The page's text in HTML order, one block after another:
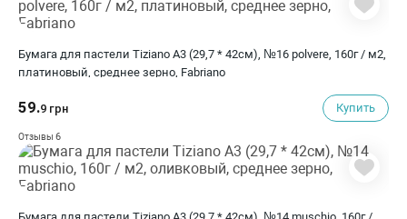
Бумага для пастели Tiziano A3 (29,7 * 42см), №16 polvere, 160г / м2,
платиновый, среднее зерно, Fabriano
59.9 грн Купить
Отзывы 6